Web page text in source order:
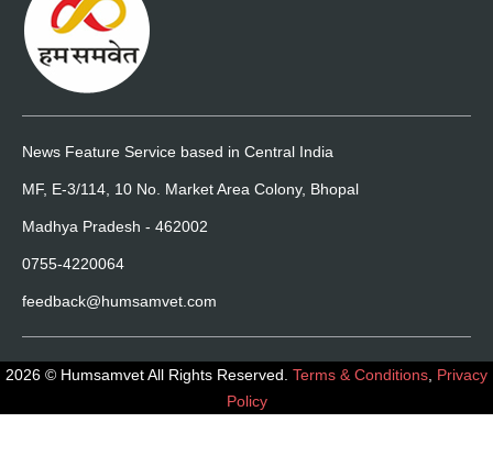
News Feature Service based in Central India
MF, E-3/114, 10 No. Market Area Colony, Bhopal
Madhya Pradesh - 462002
0755-4220064
feedback@humsamvet.com
2026 © Humsamvet All Rights Reserved. Terms & Conditions Privacy
Policy